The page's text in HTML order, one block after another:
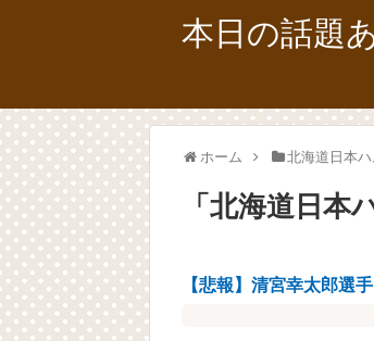
本日の話題
ホーム 北海道日本
「 北海道日本
【悲報】清宮幸太郎選